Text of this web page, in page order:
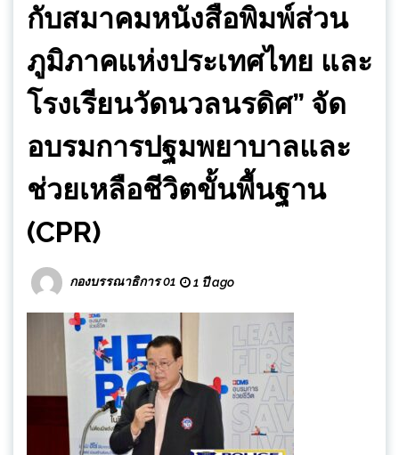
กับสมาคมหนังสือพิมพ์ส่วน
ภูมิภาคแห่งประเทศไทย​ และ
โรงเรียนวัดนวลนรดิศ” จัด
อบรมการปฐมพยาบาลและ
ช่วยเหลือชีวิตขั้นพื้นฐาน
(CPR)​
กองบรรณาธิการ 01 1 ปี ago